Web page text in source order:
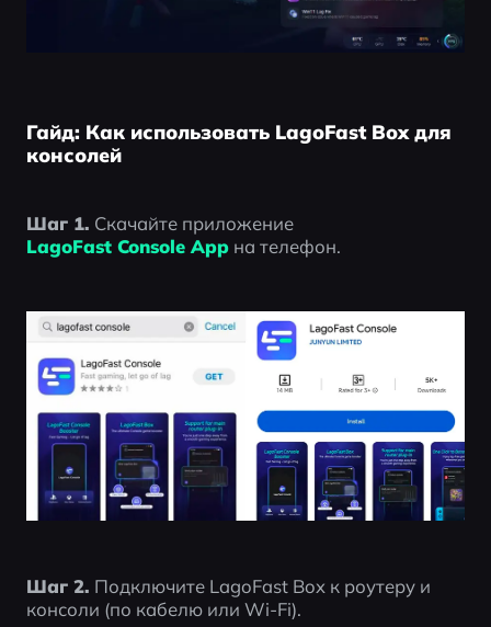
Гайд: Как использовать LagoFast Box для
консолей
Шаг 1. Скачайте приложение
LagoFast Console App на телефон.
Шаг 2. Подключите LagoFast Box к роутеру и
консоли (по кабелю или Wi-Fi).